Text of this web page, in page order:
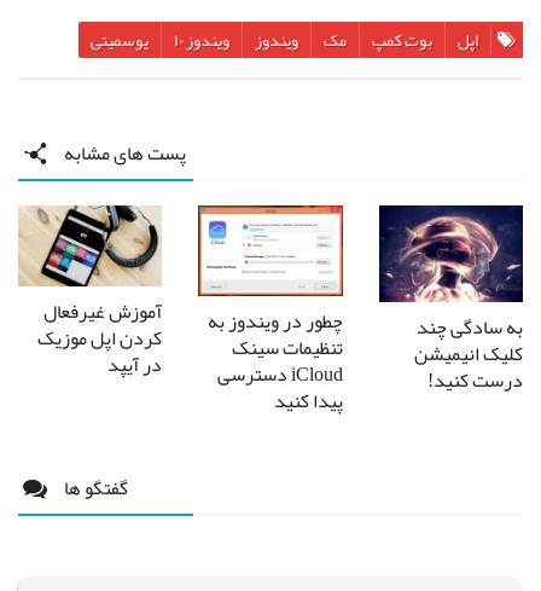
اپل بوت کمپ مک ویندوز ویندوز ۱۰ یوسمیتی
پست های مشابه
به سادگی چند
کلیک انیمیشن
درست کنید!
چطور در ویندوز به
تنظیمات سینک
iCloud دسترسی
پیدا کنید
آموزش غیرفعال
کردن اپل موزیک
در آیپد
گفتگو ها